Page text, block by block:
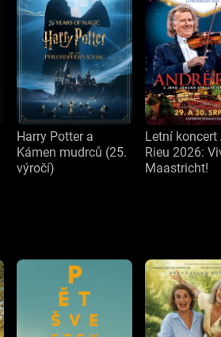
Harry Potter a
Kámen mudrců (25.
výročí)
Letní koncert
Rieu 2026:
Maastricht!